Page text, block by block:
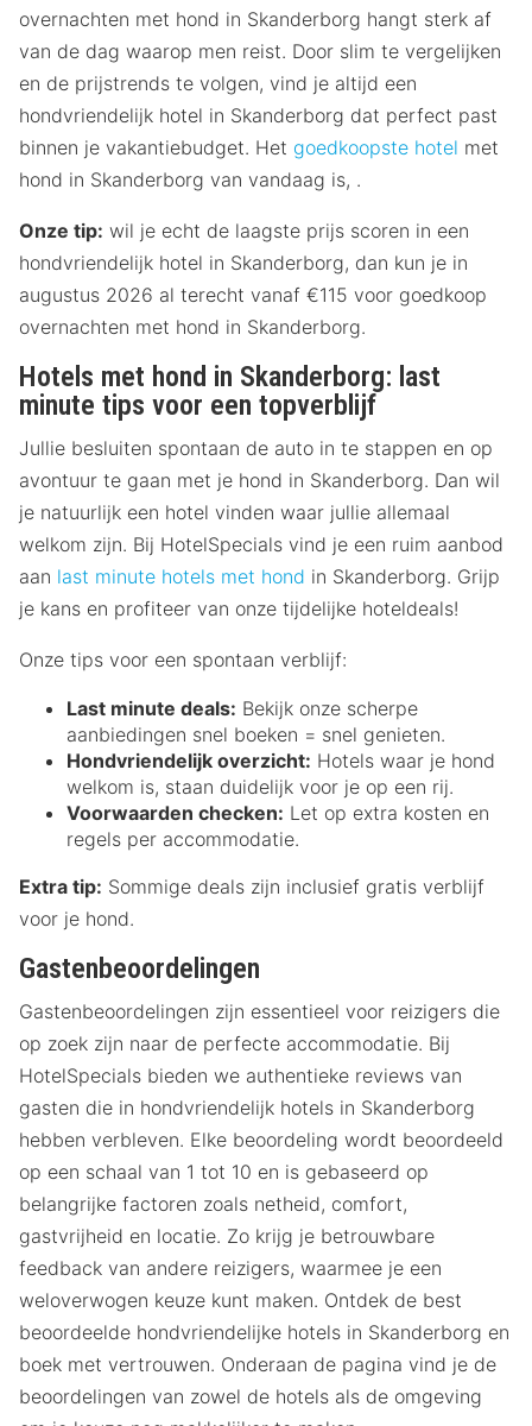
overnachten met hond in Skanderborg hangt sterk af
van de dag waarop men reist. Door slim te vergelijken
en de prijstrends te volgen, vind je altijd een
hondvriendelijk hotel in Skanderborg dat perfect past
binnen je vakantiebudget. Het goedkoopste hotel met
hond in Skanderborg van vandaag is, .
Onze tip: wil je echt de laagste prijs scoren in een
hondvriendelijk hotel in Skanderborg, dan kun je in
augustus 2026 al terecht vanaf €115 voor goedkoop
overnachten met hond in Skanderborg.
Hotels met hond in Skanderborg: last
minute tips voor een topverblijf
Jullie besluiten spontaan de auto in te stappen en op
avontuur te gaan met je hond in Skanderborg. Dan wil
je natuurlijk een hotel vinden waar jullie allemaal
welkom zijn. Bij HotelSpecials vind je een ruim aanbod
aan last minute hotels met hond in Skanderborg. Grijp
je kans en profiteer van onze tijdelijke hoteldeals!
Onze tips voor een spontaan verblijf:
Last minute deals: Bekijk onze scherpe
aanbiedingen snel boeken = snel genieten.
Hondvriendelijk overzicht: Hotels waar je hond
welkom is, staan duidelijk voor je op een rij.
Voorwaarden checken: Let op extra kosten en
regels per accommodatie.
Extra tip: Sommige deals zijn inclusief gratis verblijf
voor je hond.
Gastenbeoordelingen
Gastenbeoordelingen zijn essentieel voor reizigers die
op zoek zijn naar de perfecte accommodatie. Bij
HotelSpecials bieden we authentieke reviews van
gasten die in hondvriendelijk hotels in Skanderborg
hebben verbleven. Elke beoordeling wordt beoordeeld
op een schaal van 1 tot 10 en is gebaseerd op
belangrijke factoren zoals netheid, comfort,
gastvrijheid en locatie. Zo krijg je betrouwbare
feedback van andere reizigers, waarmee je een
weloverwogen keuze kunt maken. Ontdek de best
beoordeelde hondvriendelijke hotels in Skanderborg en
boek met vertrouwen. Onderaan de pagina vind je de
beoordelingen van zowel de hotels als de omgeving